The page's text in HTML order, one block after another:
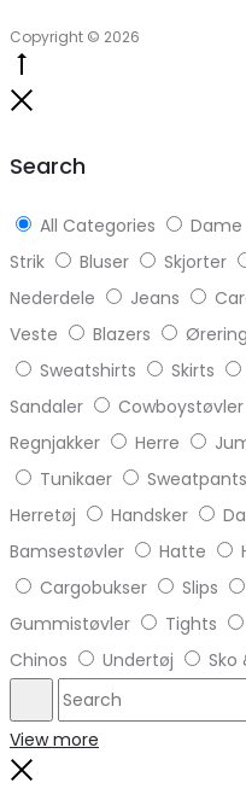
Copyright © 2026
Search
All Categories Dame
Strik
Bluser Skjorter
Nederdele
Jeans
Veste
Blazers
Sweatshirts
Skirts
Sandaler
Cowboystøvler
Regnjakker
Herre
Tunikaer
Sweatpants
Herretøj
Handsker
Bamsestøvler
Hatte
Cargobukser
Slips
Gummistøvler
Tights
Chinos
Undertøj Sko
Search
View more